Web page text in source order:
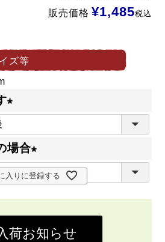
販売価格 ¥1,485税込
ズ等
必
)
場合
(
入りに登録する
荷お知らせ